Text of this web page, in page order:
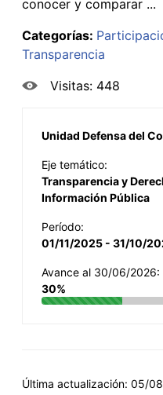
conocer y comparar ...
Categorías:
Transparencia
Visitas: 448
Unidad Defensa del
Eje temático:
Transparencia y
Información Pública
Período:
01/11/2025 - 31/10/
Avance al 30/06/2026:
30%
Última actualización: 05/